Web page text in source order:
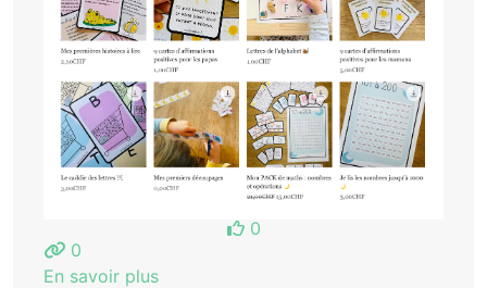
0
0
En savoir plus